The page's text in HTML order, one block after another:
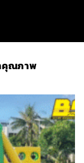
คุณภาพ